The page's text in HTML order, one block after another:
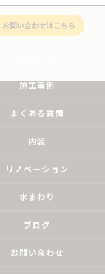
お問い合わせはこちら
施工事例
よくある質問
内装
リノベーション
水まわり
ブログ
お問い合わせ